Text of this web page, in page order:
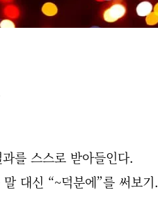
를 스스로 받아들인다.
대신 “~덕분에”를 써보기.